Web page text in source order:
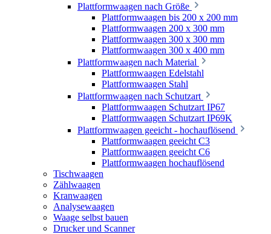
Plattformwaagen nach Größe
Plattformwaagen bis 200 x 200 mm
Plattformwaagen 200 x 300 mm
Plattformwaagen 300 x 300 mm
Plattformwaagen 300 x 400 mm
Plattformwaagen nach Material
Plattformwaagen Edelstahl
Plattformwaagen Stahl
Plattformwaagen nach Schutzart
Plattformwaagen Schutzart IP67
Plattformwaagen Schutzart IP69K
Plattformwaagen geeicht - hochauflösend
Plattformwaagen geeicht C3
Plattformwaagen geeicht C6
Plattformwaagen hochauflösend
Tischwaagen
Zählwaagen
Kranwaagen
Analysewaagen
Waage selbst bauen
Drucker und Scanner